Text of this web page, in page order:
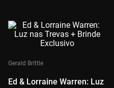
Gerald Brittle
Ed & Lorraine Warren: Luz